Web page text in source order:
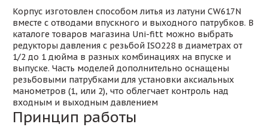
Корпус изготовлен способом литья из латуни CW617N
вместе с отводами впускного и выходного патрубков. В
каталоге товаров магазина Uni-fitt можно выбрать
редукторы давления с резьбой ISO228 в диаметрах от
1/2 до 1 дюйма в разных комбинациях на впуске и
выпуске. Часть моделей дополнительно оснащены
резьбовыми патрубками для установки аксиальных
манометров (1, или 2), что облегчает контроль над
входным и выходным давлением
Принцип работы